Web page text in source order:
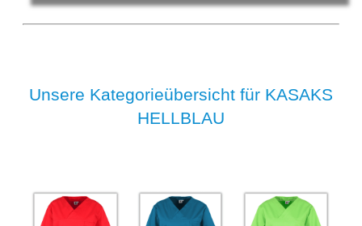
Unsere Kategorieübersicht für KASAKS
HELLBLAU